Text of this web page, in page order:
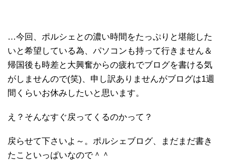
…今回、ポルシェとの濃い時間をたっぷりと堪能した
いと希望している為、パソコンも持って行きません＆
帰国後も時差と大興奮からの疲れでブログを書ける気
がしませんので(笑)、申し訳ありませんがブログは1週
間くらいお休みしたいと思います。
え？そんなすぐ戻ってくるのかって？
戻らせて下さいよ～。ポルシェブログ、まだまだ書き
たこといっぱいなので＾＾